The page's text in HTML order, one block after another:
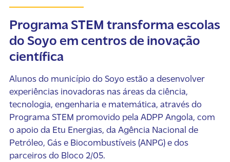
Programa STEM transforma escolas
do Soyo em centros de inovação
científica
Alunos do município do Soyo estão a desenvolver
experiências inovadoras nas áreas da ciência,
tecnologia, engenharia e matemática, através do
Programa STEM promovido pela ADPP Angola, com
o apoio da Etu Energias, da Agência Nacional de
Petróleo, Gás e Biocombustíveis (ANPG) e dos
parceiros do Bloco 2/05.